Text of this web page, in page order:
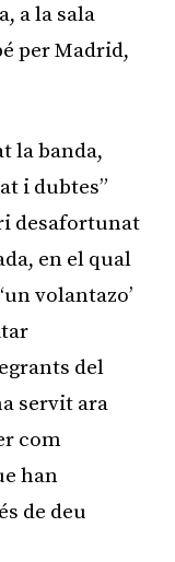
a la sala
per Madrid,
la banda,
i dubtes”
desafortunat
en el qual
volantazo’
del
servit ara
com
han
de deu